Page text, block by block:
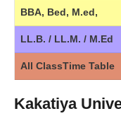
BBA, Bed, M.ed,
LL.B. / LL.M. / M.Ed
All ClassTime Table
Kakatiya